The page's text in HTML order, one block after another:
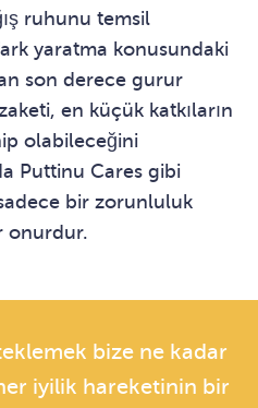
ruhunu temsil
yaratma konusundaki
son derece gurur
en küçük katkıların
olabileceğini
Puttinu Cares gibi
bir zorunluluk
onurdur.
bize ne kadar
iyilik hareketinin bir